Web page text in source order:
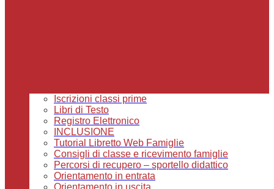
Iscrizioni classi prime
Libri di Testo
Registro Elettronico
INCLUSIONE
Tutorial Libretto Web Famiglie
Consigli di classe e ricevimento famiglie
Percorsi di recupero – sportello didattico
Orientamento in entrata